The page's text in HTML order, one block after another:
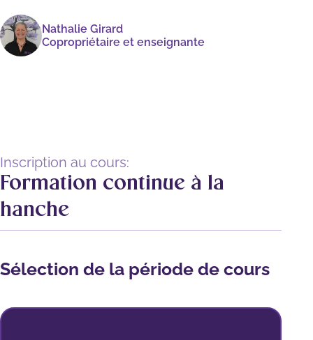
Nathalie Girard
Copropriétaire et enseignante
Inscription au cours:
Formation continue à la
hanche
Sélection de la période de cours